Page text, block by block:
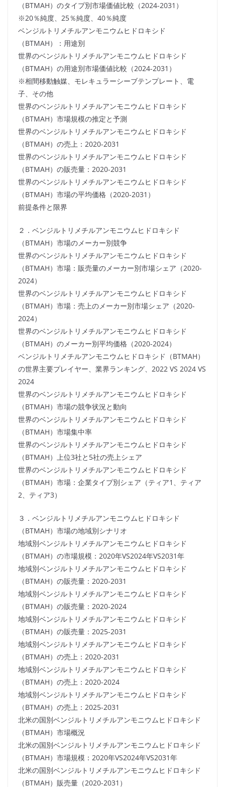
（BTMAH）のタイプ別市場価値比較（2024-2031）
※20％純度、25％純度、40％純度
ベンジルトリメチルアンモニウムヒドロキシド
（BTMAH）：用途別
世界のベンジルトリメチルアンモニウムヒドロキシド
（BTMAH）の用途別市場価値比較（2024-2031）
※相間移動触媒、モレキュラーシーブテンプレート、電
子、その他
世界のベンジルトリメチルアンモニウムヒドロキシド
（BTMAH）市場規模の推定と予測
世界のベンジルトリメチルアンモニウムヒドロキシド
（BTMAH）の売上：2020-2031
世界のベンジルトリメチルアンモニウムヒドロキシド
（BTMAH）の販売量：2020-2031
世界のベンジルトリメチルアンモニウムヒドロキシド
（BTMAH）市場の平均価格（2020-2031）
前提条件と限界
２．ベンジルトリメチルアンモニウムヒドロキシド
（BTMAH）市場のメーカー別競争
世界のベンジルトリメチルアンモニウムヒドロキシド
（BTMAH）市場：販売量のメーカー別市場シェア（2020-
2024）
世界のベンジルトリメチルアンモニウムヒドロキシド
（BTMAH）市場：売上のメーカー別市場シェア（2020-
2024）
世界のベンジルトリメチルアンモニウムヒドロキシド
（BTMAH）のメーカー別平均価格（2020-2024）
ベンジルトリメチルアンモニウムヒドロキシド（BTMAH）
の世界主要プレイヤー、業界ランキング、2022 VS 2024 VS
2024
世界のベンジルトリメチルアンモニウムヒドロキシド
（BTMAH）市場の競争状況と動向
世界のベンジルトリメチルアンモニウムヒドロキシド
（BTMAH）市場集中率
世界のベンジルトリメチルアンモニウムヒドロキシド
（BTMAH）上位3社と5社の売上シェア
世界のベンジルトリメチルアンモニウムヒドロキシド
（BTMAH）市場：企業タイプ別シェア（ティア1、ティア
2、ティア3）
３．ベンジルトリメチルアンモニウムヒドロキシド
（BTMAH）市場の地域別シナリオ
地域別ベンジルトリメチルアンモニウムヒドロキシド
（BTMAH）の市場規模：2020年VS2024年VS2031年
地域別ベンジルトリメチルアンモニウムヒドロキシド
（BTMAH）の販売量：2020-2031
地域別ベンジルトリメチルアンモニウムヒドロキシド
（BTMAH）の販売量：2020-2024
地域別ベンジルトリメチルアンモニウムヒドロキシド
（BTMAH）の販売量：2025-2031
地域別ベンジルトリメチルアンモニウムヒドロキシド
（BTMAH）の売上：2020-2031
地域別ベンジルトリメチルアンモニウムヒドロキシド
（BTMAH）の売上：2020-2024
地域別ベンジルトリメチルアンモニウムヒドロキシド
（BTMAH）の売上：2025-2031
北米の国別ベンジルトリメチルアンモニウムヒドロキシド
（BTMAH）市場概況
北米の国別ベンジルトリメチルアンモニウムヒドロキシド
（BTMAH）市場規模：2020年VS2024年VS2031年
北米の国別ベンジルトリメチルアンモニウムヒドロキシド
（BTMAH）販売量（2020-2031）